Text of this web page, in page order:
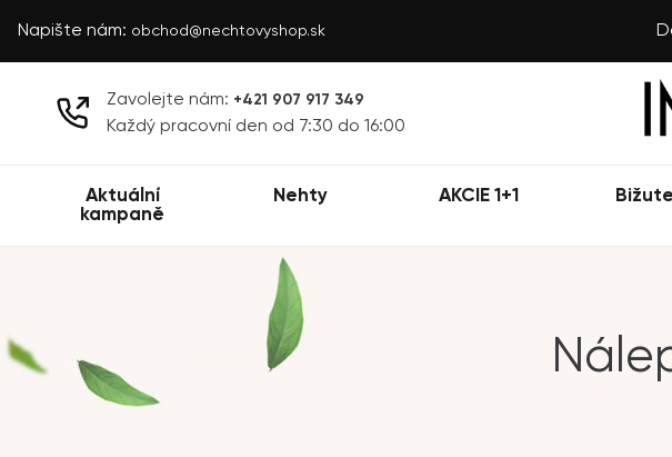
Napište nám: obchod@nechtovyshop.sk
Zavolejte nám: +421 907 917 349
Každý pracovní den od 7:30 do 16:00
Aktuální
kampaně
Nehty AKCIE 1+1